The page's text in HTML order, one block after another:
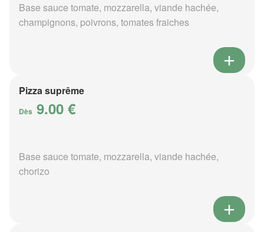
Base sauce tomate, mozzarella, viande hachée,
champignons, poivrons, tomates fraiches
Pizza suprême
Dès 9.00 €
Base sauce tomate, mozzarella, viande hachée,
chorizo